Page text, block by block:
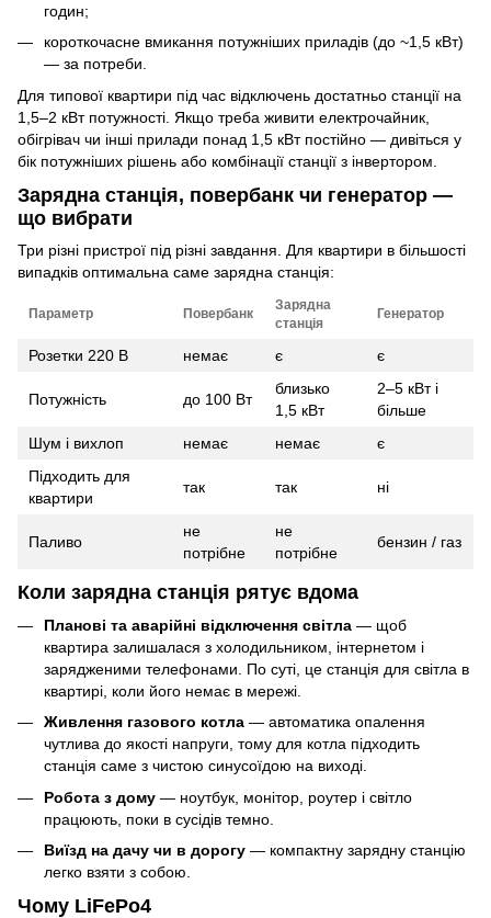
годин;
короткочасне вмикання потужніших приладів (до ~1,5 кВт)
— за потреби.
Для типової квартири під час відключень достатньо станції на
1,5–2 кВт потужності. Якщо треба живити електрочайник,
обігрівач чи інші прилади понад 1,5 кВт постійно — дивіться у
бік потужніших рішень або комбінації станції з інвертором.
Зарядна станція, повербанк чи генератор —
що вибрати
Три різні пристрої під різні завдання. Для квартири в більшості
випадків оптимальна саме зарядна станція:
Параметр Повербанк
Зарядна
станція
Генератор
Розетки 220 В немає є є
Потужність до 100 Вт
близько
1,5 кВт
2–5 кВт і
більше
Шум і вихлоп
немає немає
є
Підходить для
квартири
так так ні
Паливо
не
потрібне
не
потрібне
бензин / газ
Коли зарядна станція рятує вдома
Планові та аварійні відключення світла — щоб
квартира залишалася з холодильником, інтернетом і
зарядженими телефонами. По суті, це станція для світла в
квартирі, коли його немає в мережі.
Живлення газового котла — автоматика опалення
чутлива до якості напруги, тому для котла підходить
станція саме з чистою синусоїдою на виході.
Робота з дому — ноутбук, монітор, роутер і світло
працюють, поки в сусідів темно.
Виїзд на дачу чи в дорогу — компактну зарядну станцію
легко взяти з собою.
Чому LiFePo4